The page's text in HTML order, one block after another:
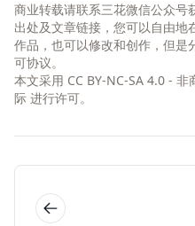
商业转载请联系三花微信公众号
出处及文章链接，您可以自由
作品，也可以修改和创作，但是
可协议。
本文采用 CC BY-NC-SA 4.0 -
际 进行许可。